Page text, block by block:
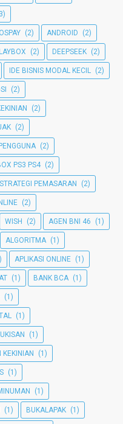
(2) ANDROID (2)
(2) DEEPSEEK (2)
IDE BISNIS MODAL KECIL (2)
(2)
(2)
(2)
(2)
PS3 PS4 (2)
STRATEGI PEMASARAN (2)
(2)
WISH (2) AGEN BNI 46 (1)
ALGORITMA (1)
APLIKASI ONLINE (1)
(1) BANK BCA (1)
(1)
(1)
(1)
KEKINIAN (1)
(1)
(1)
(1) BUKALAPAK (1)